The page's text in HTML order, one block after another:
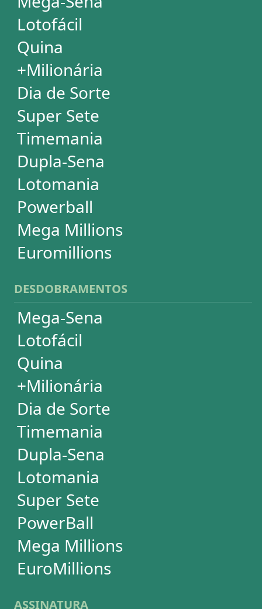
Mega-Sena
Lotofácil
Quina
+Milionária
Dia de Sorte
Timemania
Dupla-Sena
Lotomania
Super Sete
PowerBall
Mega Millions
EuroMillions
Assinatura
Palpites Estatísticos
Análises Estatísticas
Simulador de Apostas
Conferidor de Apostas
Desdobramentos Especiais
Impressão de Volantes
SUPORTE
Idioma
Dúvidas
Termos de Uso
Privacidade
Fale conosco